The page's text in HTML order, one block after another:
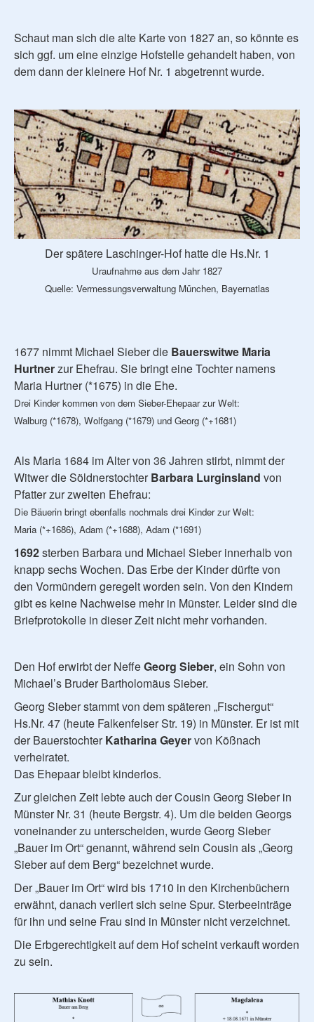
Schaut man sich die alte Karte von 1827 an, so könnte es
sich ggf. um eine einzige Hofstelle gehandelt haben, von
dem dann der kleinere Hof Nr. 1 abgetrennt wurde.
Der spätere Laschinger-Hof hatte die Hs.Nr. 1
Uraufnahme aus dem Jahr 1827
Quelle: Vermessungsverwaltung München, Bayernatlas
1677 nimmt Michael Sieber die Bauerswitwe Maria
Hurtnerzur Ehefrau. Sie bringt eine Tochter namens
Maria Hurtner (*1675) in die Ehe.
Drei Kinder kommen von dem Sieber-Ehepaar zur Welt:
Walburg (*1678), Wolfgang (*1679) und Georg (*+1681)
Als Maria 1684 im Alter von 36 Jahren stirbt, nimmt der
Witwer die SöldnerstochterBarbara Lurginsland von
Pfatter zur zweiten Ehefrau:
Die Bäuerin bringt ebenfalls nochmals drei Kinder zur Welt:
Maria (*+1686), Adam (*+1688), Adam (*1691)
1692sterben Barbara und Michael Sieber innerhalb von
knapp sechs Wochen. Das Erbe der Kinder dürfte von
den Vormündern geregelt worden sein. Von den Kindern
gibt es keine Nachweise mehr in Münster. Leider sind die
Briefprotokolle in dieser Zeit nicht mehr vorhanden.
Den Hof erwirbt der NeffeGeorg Sieber, ein Sohn von
Michael’s Bruder Bartholomäus Sieber.
Georg Sieber stammt von dem späteren „Fischergut“
Hs.Nr. 47 (heute Falkenfelser Str. 19) in Münster. Er ist mit
der BauerstochterKatharina Geyervon Kößnach
verheiratet.
Das Ehepaar bleibt kinderlos.
Zur gleichen Zeit lebte auch der Cousin Georg Sieber in
Münster Nr. 31 (heute Bergstr. 4). Um die beiden Georgs
voneinander zu unterscheiden, wurde Georg Sieber
„Bauer im Ort“ genannt, während sein Cousin als „Georg
Sieber auf dem Berg“ bezeichnet wurde.
Der „Bauer im Ort“ wird bis 1710 in den Kirchenbüchern
erwähnt, danach verliert sich seine Spur. Sterbeeinträge
für ihn und seine Frau sind in Münster nicht verzeichnet.
Die Erbgerechtigkeit auf dem Hof scheint verkauft worden
zu sein.